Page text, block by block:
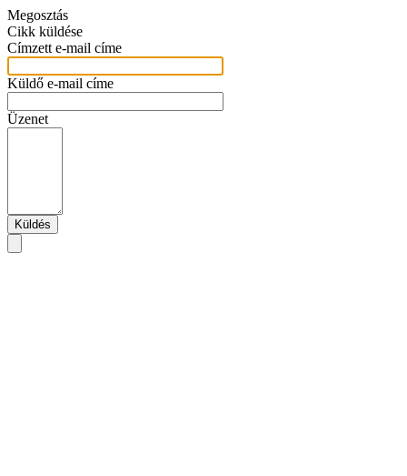
Megosztás
Cikk küldése
Címzett e-mail címe
Küldő e-mail címe
Üzenet